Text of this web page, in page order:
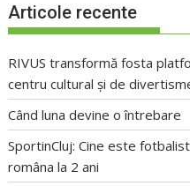
Articole recente
RIVUS transformă fosta
centru cultural și de
Când luna devine o întrebare
SportinCluj: Cine este
româna la 2 ani